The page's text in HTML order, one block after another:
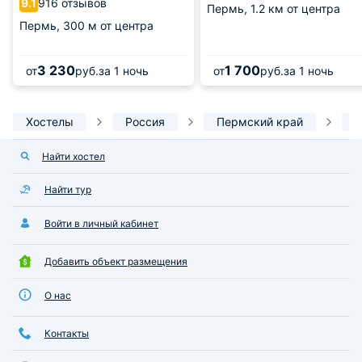
9.1
Пермь, 300 м от центра
от3 230руб.за 1 ночь
Пермь, 1.2 км от центра
от1 700руб.за 1 ночь
Хостелы Россия Пермский край
Найти хостел
Найти тур
Войти в личный кабинет
Добавить объект размещения
О нас
Контакты